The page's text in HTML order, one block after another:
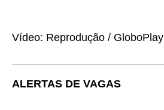
Vídeo: Reprodução / GloboPlay
ALERTAS DE VAGAS